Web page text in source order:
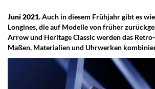
Juni 2021.Auch in diesem Frühjahr gibt es
Longines, die auf Modelle von früher
Arrow und Heritage Classic werden das
Maßen, Materialien und Uhrwerken